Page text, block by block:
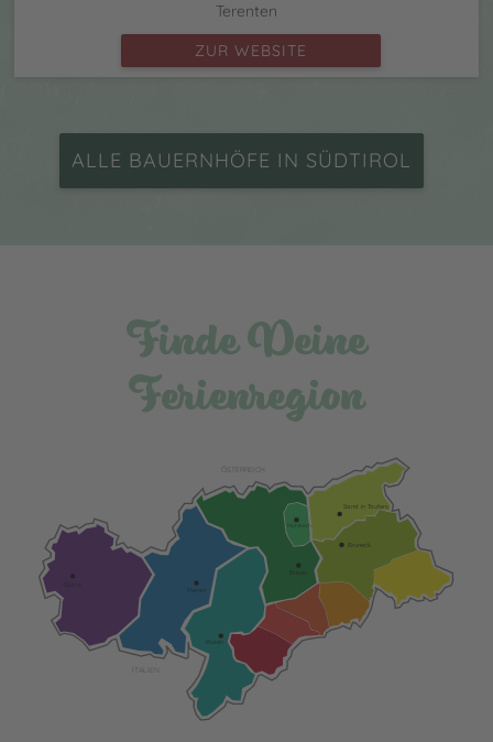
Terenten
ZUR WEBSITE
ALLE BAUERNHÖFE IN SÜDTIROL
Finde Deine
Ferienregion
ÖSTERREICH
Bruneck
Sand in Taufers
Brixen
Mühlbach
Bozen
Meran